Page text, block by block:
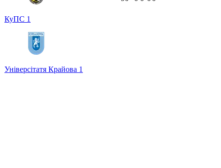
КуПС 1
Універсітатя Крайова 1